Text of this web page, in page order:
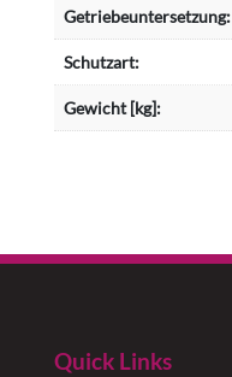
Getriebeuntersetzung:
Schutzart:
Gewicht [kg]:
Quick Links